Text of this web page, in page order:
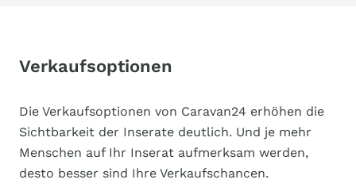
Verkaufsoptionen
Die Verkaufsoptionen von Caravan24 erhöhen die
Sichtbarkeit der Inserate deutlich. Und je mehr
Menschen auf Ihr Inserat aufmerksam werden,
desto besser sind Ihre Verkaufschancen.